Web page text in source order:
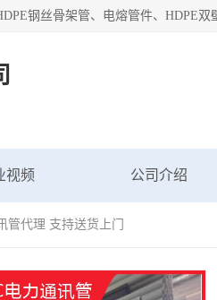
视频 公司介绍
管代理 支持送货上门